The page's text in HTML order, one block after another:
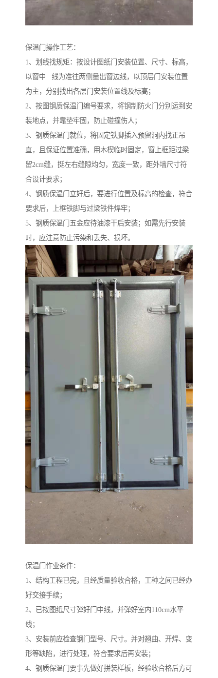
保温门操作工艺：
1、划线找规矩：按设计图纸门安装位置、尺寸、标高，
以窗中 线为准往两侧量出窗边线，以顶层门安装位置
为主，分别找出各层门安装位置线及标高；
2、按图钢质保温门编号要求，将钢制防火门分别运到安
装地点，并靠垫牢固，防止碰撞伤人；
3、钢质保温门就位，将固定铁脚插入预留洞内找正吊
直，且保证位置准确，用木楔临时固定，窗上框距过梁
留2cm缝，挺左右缝隙均匀，宽度一致，距外墙尺寸符
合设计要求；
4、钢质保温门立好后，要进行位置及标高的检查，符合
要求后，上框铁脚与过梁铁件焊牢；
5、钢质保温门五金应待油漆干后安装；如需先行安装
时，应注意防止污染和丢失、损坏。
保温门作业条件：
1、结构工程已完，且经质量验收合格，工种之间已经办
好交接手续；
2、已按图纸尺寸弹好门中线，并弹好室内110cm水平
线；
3、安装前应检查钢门型号、尺寸。并对翘曲、开焊、变
形等缺陷，进行处理，符合要求后再安装；
4、钢质保温门要事先做好拼装样板，经验收合格后方可